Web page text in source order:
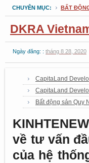
CHUYÊN MỤC: BẤT
DKRA
Ngày đăng: : tháng 8 28, 2020
CapitaLand
CapitaLand
Bất động sản Quy
về tư vấn
của hệ